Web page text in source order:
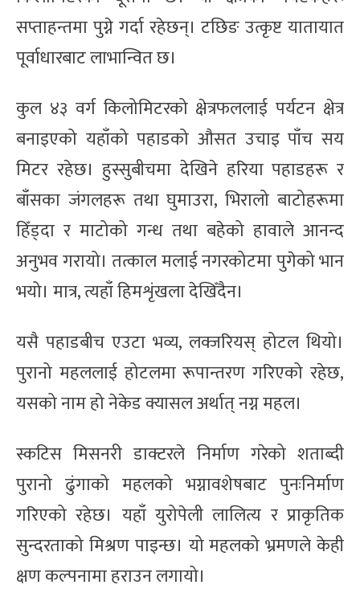
सप्ताहन्तमा पुग्ने गर्दा रहेछन्। टछिङ उत्कृष्ट यातायात
पूर्वाधारबाट लाभान्वित छ।
कुल ४३ वर्ग किलोमिटरको क्षेत्रफललाई पर्यटन क्षेत्र
बनाइएको यहाँको पहाडको औसत उचाइ पाँच सय
मिटर रहेछ। हुस्सुबीचमा देखिने हरिया पहाडहरू र
बाँसका जंगलहरू तथा घुमाउरा, भिरालो बाटोहरूमा
हिँड्दा र माटोको गन्ध तथा बहेको हावाले आनन्द
अनुभव गरायो। तत्काल मलाई नगरकोटमा पुगेको भान
भयो। मात्र, त्यहाँ हिमशृंखला देखिँदैन।
यसै पहाडबीच एउटा भव्य, लक्जरियस् होटल थियो।
पुरानो महललाई होटलमा रूपान्तरण गरिएको रहेछ,
यसको नाम हो नेकेड क्यासल अर्थात् नग्न महल।
स्कटिस मिसनरी डाक्टरले निर्माण गरेको शताब्दी
पुरानो ढुंगाको महलको भग्नावशेषबाट पुनःनिर्माण
गरिएको रहेछ। यहाँ युरोपेली लालित्य र प्राकृतिक
सुन्दरताको मिश्रण पाइन्छ। यो महलको भ्रमणले केही
क्षण कल्पनामा हराउन लगायो।